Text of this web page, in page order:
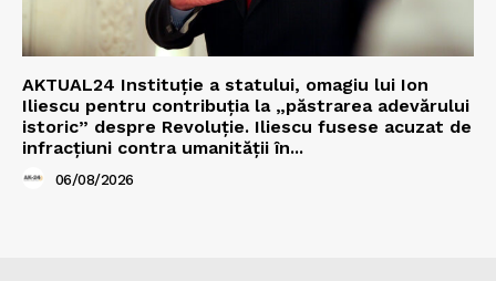
AKTUAL24 Instituție a statului, omagiu lui Ion
Iliescu pentru contribuția la „păstrarea adevărului
istoric” despre Revoluție. Iliescu fusese acuzat de
infracțiuni contra umanității în...
06/08/2026